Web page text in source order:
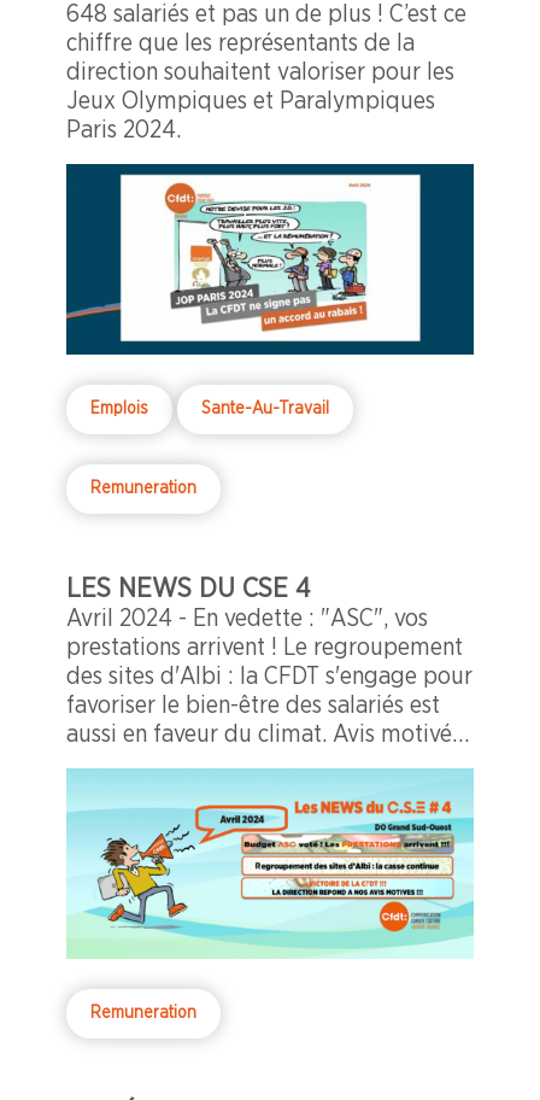
648 salariés et pas un de plus ! C’est ce
chiffre que les représentants de la
direction souhaitent valoriser pour les
Jeux Olympiques et Paralympiques
Paris 2024.
Emplois Sante-Au-Travail
Remuneration
LES NEWS DU CSE 4
Avril 2024 - En vedette : "ASC", vos
prestations arrivent ! Le regroupement
des sites d'Albi : la CFDT s'engage pour
favoriser le bien-être des salariés est
aussi en faveur du climat. Avis motivés :
une victoire pour la CFDT.
Remuneration